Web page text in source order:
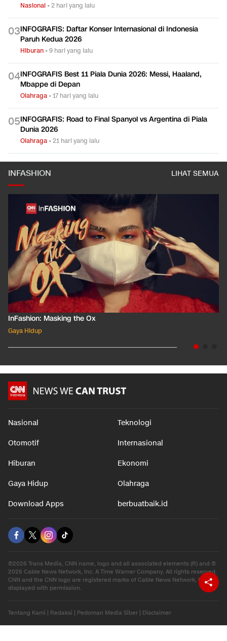
Nasional •2 hari yang lalu
03INFOGRAFIS: Daftar Konser Internasional di Indonesia
Paruh Kedua 2026
Hiburan •9 hari yang lalu
04INFOGRAFIS Best 11 Piala Dunia 2026: Messi, Haaland,
Mbappe di Depan
Olahraga •17 hari yang lalu
05INFOGRAFIS: Road to Final Spanyol vs Argentina di Piala
Dunia 2026
Olahraga •21 hari yang lalu
INFASHION LIHAT SEMUA
InFashion: Masking the Ox
Gaya Hidup
Nasional Teknologi
Otomotif Internasional
Hiburan Ekonomi
Gaya Hidup Olahraga
Download Apps berbuatbaik.id
©2026 Trans Media, CNN name, logo and all associated elements (R) and ©
2026 Cable News Network, Inc. A Time Warner Company. All rights reserved.
CNN and the CNN logo are registered marks of Cable News Network, Inc.,
displayed with permission.
Tentang Kami Redaksi Pedoman Media Siber Disclaimer